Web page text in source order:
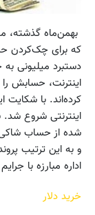
بهمن‌ماه
که برای چک‌کردن
دستبرد میلیونی
اینترنت، حسابش
کرده‌اند. با شکایت
اینترنتی شروع
شده از حساب شاکی
و به این ترتیب
اداره مبارزه با
خرید دلار